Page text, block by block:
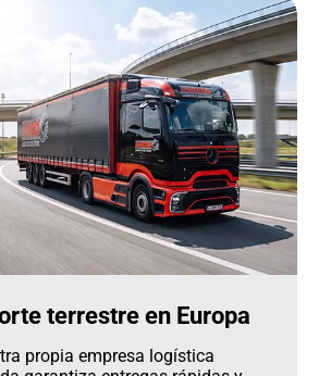
terrestre en Europa
propia empresa logística